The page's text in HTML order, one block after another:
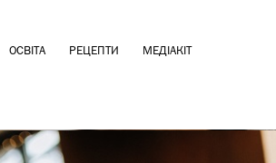
ОСВІТА РЕЦЕПТИ МЕДІАКІТ